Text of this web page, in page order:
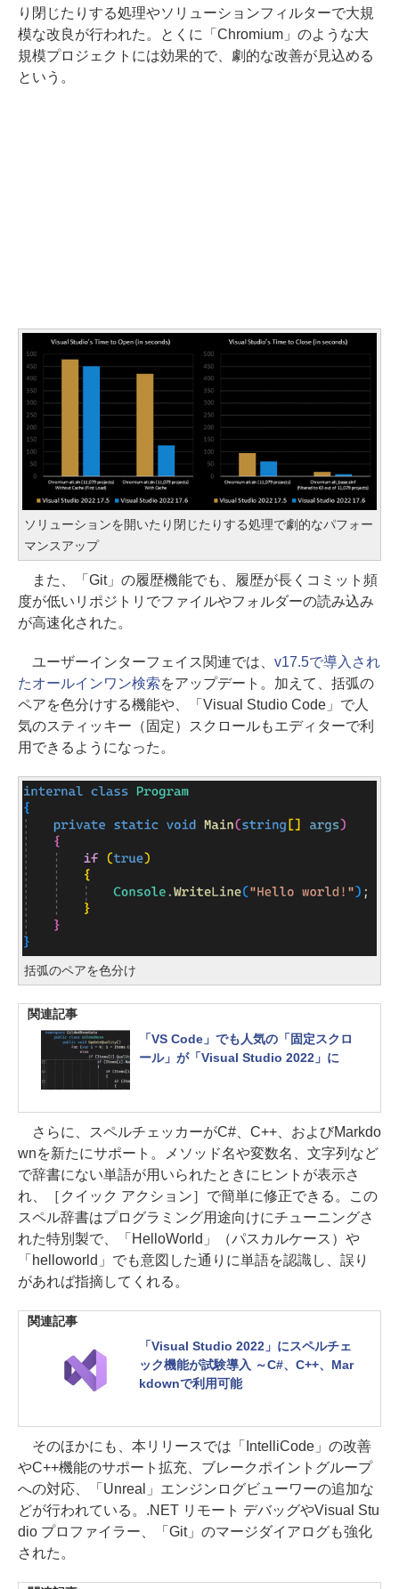
り閉じたりする処理やソリューションフィルターで大規
模な改良が行われた。とくに「Chromium」のような大
規模プロジェクトには効果的で、劇的な改善が見込める
という。
ソリューションを開いたり閉じたりする処理で劇的なパフォー
マンスアップ
また、「Git」の履歴機能でも、履歴が長くコミット頻
度が低いリポジトリでファイルやフォルダーの読み込み
が高速化された。
ユーザーインターフェイス関連では、 v17.5で導入され
たオールインワン検索をアップデート。加えて、括弧の
ペアを色分けする機能や、「Visual Studio Code」で人
気のスティッキー（固定）スクロールもエディターで利
用できるようになった。
括弧のペアを色分け
関連記事
「VS Code」でも人気の「固定スクロ
ール」が「Visual Studio 2022」に
さらに、スペルチェッカーがC#、C++、およびMarkdo
wnを新たにサポート。メソッド名や変数名、文字列など
で辞書にない単語が用いられたときにヒントが表示さ
れ、［クイック アクション］で簡単に修正できる。この
スペル辞書はプログラミング用途向けにチューニングさ
れた特別製で、「HelloWorld」（パスカルケース）や
「helloworld」でも意図した通りに単語を認識し、誤り
があれば指摘してくれる。
関連記事
「Visual Studio 2022」にスペルチェ
ック機能が試験導入 ～C#、C++、Mar
kdownで利用可能
そのほかにも、本リリースでは「IntelliCode」の改善
やC++機能のサポート拡充、ブレークポイントグループ
への対応、「Unreal」エンジンログビューワーの追加な
どが行われている。.NET リモート デバッグやVisual Stu
dio プロファイラー、「Git」のマージダイアログも強化
された。